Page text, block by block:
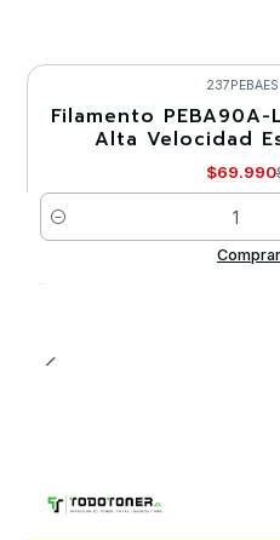
-30%
Filamento
Alta Velocidad
$69.990
Cantidad